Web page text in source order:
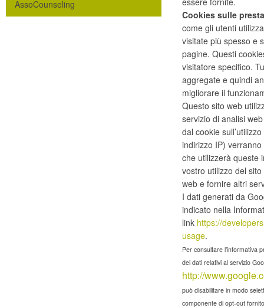
Cookies sulle
come gli utenti
visitate più spesso e
pagine. Questi
visitatore specifico.
aggregate e quindi
migliorare il
Questo sito web
servizio di analisi
dal cookie
indirizzo IP)
che utilizzerà queste
vostro utilizzo del
web e fornire altri
I dati generati da
indicato nella
link https://
usage.
Per consultare l’informativa
dei dati relativi al servizio
http://
può disabilitare in modo
componente di opt-out
AssoCounseling